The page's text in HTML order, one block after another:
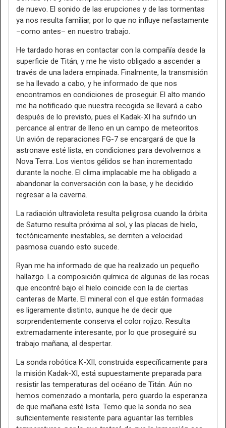
de nuevo. El sonido de las erupciones y de las tormentas
ya nos resulta familiar, por lo que no influye nefastamente
–como antes– en nuestro trabajo.
He tardado horas en contactar con la compañía desde la
superficie de Titán, y me he visto obligado a ascender a
través de una ladera empinada. Finalmente, la transmisión
se ha llevado a cabo, y he informado de que nos
encontramos en condiciones de proseguir. El alto mando
me ha notificado que nuestra recogida se llevará a cabo
después de lo previsto, pues el Kadak-XI ha sufrido un
percance al entrar de lleno en un campo de meteoritos.
Un avión de reparaciones FG-7 se encargará de que la
astronave esté lista, en condiciones para devolvernos a
Nova Terra. Los vientos gélidos se han incrementado
durante la noche. El clima implacable me ha obligado a
abandonar la conversación con la base, y he decidido
regresar a la caverna.
La radiación ultravioleta resulta peligrosa cuando la órbita
de Saturno resulta próxima al sol, y las placas de hielo,
tectónicamente inestables, se derriten a velocidad
pasmosa cuando esto sucede.
Ryan me ha informado de que ha realizado un pequeño
hallazgo. La composición química de algunas de las rocas
que encontré bajo el hielo coincide con la de ciertas
canteras de Marte. El mineral con el que están formadas
es ligeramente distinto, aunque he de decir que
sorprendentemente conserva el color rojizo. Resulta
extremadamente interesante, por lo que proseguiré su
trabajo mañana, al despertar.
La sonda robótica K-XII, construida específicamente para
la misión Kadak-XI, está supuestamente preparada para
resistir las temperaturas del océano de Titán. Aún no
hemos comenzado a montarla, pero guardo la esperanza
de que mañana esté lista. Temo que la sonda no sea
suficientemente resistente para aguantar las terribles